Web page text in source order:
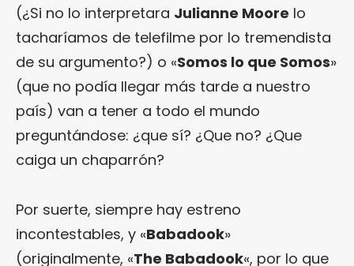
(¿Si no lo interpretara Julianne Moore lo
tacharíamos de telefilme por lo tremendista
de su argumento?) o «Somos lo que Somos»
(que no podía llegar más tarde a nuestro
país) van a tener a todo el mundo
preguntándose: ¿que sí? ¿Que no? ¿Que
caiga un chaparrón?
Por suerte, siempre hay estreno
incontestables, y «Babadook»
(originalmente, «The Babadook«, por lo que